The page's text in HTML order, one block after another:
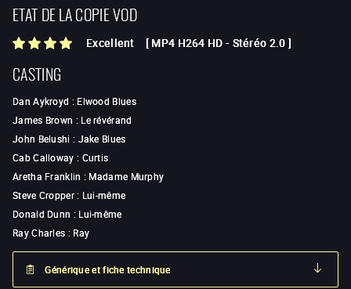
ETAT DE LA COPIE VOD
Excellent [ MP4 H264 HD - Stéréo 2.0 ]
CASTING
Dan Aykroyd : Elwood Blues
James Brown : Le révérand
John Belushi : Jake Blues
Cab Calloway : Curtis
Aretha Franklin : Madame Murphy
Steve Cropper: Lui-même
Donald Dunn : Lui-même
Ray Charles : Ray
Générique et fiche technique